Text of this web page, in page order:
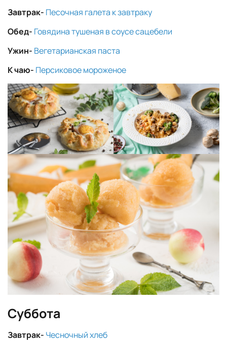
Завтрак- Песочная галета к завтраку
Обед- Говядина тушеная в соусе сацебели
Ужин- Вегетарианская паста
К чаю- Персиковое мороженое
Суббота
Завтрак- Чесночный хлеб